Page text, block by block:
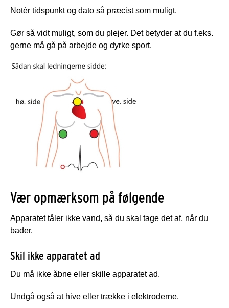
Notér tidspunkt og dato så præcist som muligt.
Gør så vidt muligt, som du plejer. Det betyder at du f.eks.
gerne må gå på arbejde og dyrke sport.
Vær opmærksom på følgende
Apparatet tåler ikke vand, så du skal tage det af, når du
bader.
Skil ikke apparatet ad
Du må ikke åbne eller skille apparatet ad.
Undgå også at hive eller trække i elektroderne.